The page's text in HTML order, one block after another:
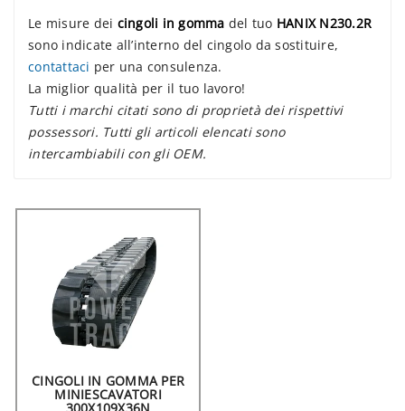
Le misure dei cingoli in gomma del tuo HANIX N230.2R
sono indicate all’interno del cingolo da sostituire,
contattaci per una consulenza.
La miglior qualità per il tuo lavoro!
Tutti i marchi citati sono di proprietà dei rispettivi
possessori. Tutti gli articoli elencati sono
intercambiabili con gli OEM.
CINGOLI IN GOMMA PER
MINIESCAVATORI